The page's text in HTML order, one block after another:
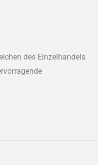
des Einzelhandels